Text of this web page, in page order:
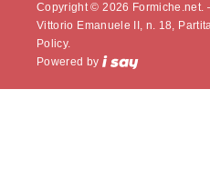
Copyright © 2026 Formiche.net.
Vittorio Emanuele II, n. 18,
Policy.
Powered by